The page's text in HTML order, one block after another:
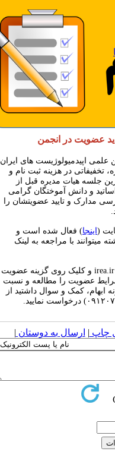
عضویت در انجمن
اپیدمیولوژیست های ایران
در هزینه ثبت نام و
جلسه هیات مدیره قبل از
و دانش آموختگان گرامی
مدارک و تایید عضویتشان را
( اینجا) فعال شده است و
با مراجعه به لینک
هم اکنون میتوانید با ورود به وبسایت انجمن irea.ir و کلیک روی گزینه عضویت
عضویت را مطالعه و نسبت
ابهام، کمک و سوال داشتید از
چاپ| ارسال به دوستان|